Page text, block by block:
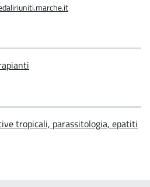
tropicali, parassitologia, epatiti